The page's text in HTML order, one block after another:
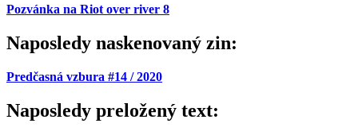
Pozvánka na Riot over river 8
Naposledy naskenovaný zin:
Predčasná vzbura #14 / 2020
Naposledy preložený text: